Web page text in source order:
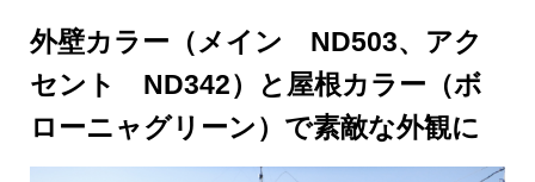
外壁カラー（メイン ND503、アク
セント ND342）と屋根カラー（ボ
ローニャグリーン）で素敵な外観に